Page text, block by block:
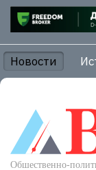
Новости